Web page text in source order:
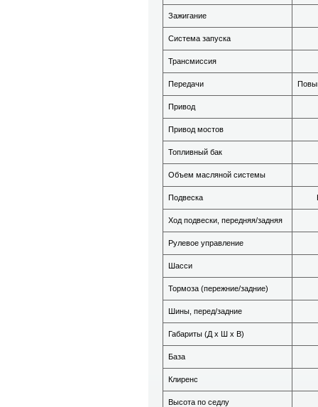
Зажигание
Система запуска
Трансмиссия
Передачи
Привод
Привод мостов
Топливный бак
Объем масляной системы
Подвеска
Ход подвески, передняя/задняя
Рулевое управление
Шасси
Тормоза (пережние/задние)
Шины, перед/задние
Габариты (Д х Ш х В)
База
Клиренс
Высота по седлу